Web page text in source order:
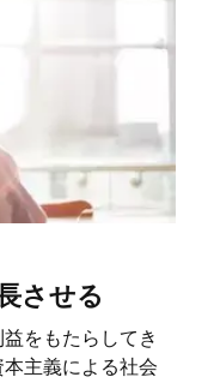
させる
をもたらしてき
主義による社会